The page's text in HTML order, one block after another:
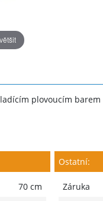
plovoucím
70 cm
Ostatní:
Záruka